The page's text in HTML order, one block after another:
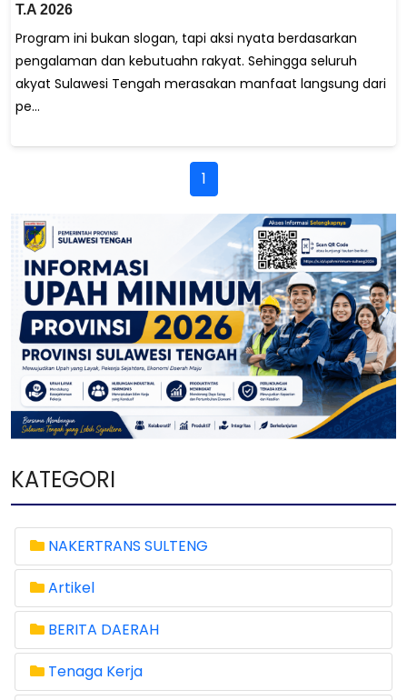
T.A 2026
Program ini bukan slogan, tapi aksi nyata berdasarkan
pengalaman dan kebutuahn rakyat. Sehingga seluruh
akyat Sulawesi Tengah merasakan manfaat langsung dari
pe...
1
KATEGORI
NAKERTRANS SULTENG
Artikel
BERITA DAERAH
Tenaga Kerja